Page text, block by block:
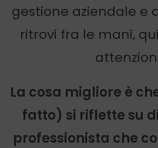
gestione aziendale e
ritrovi fra le mani,
La cosa migliore è
fatto) si riflette su
professionista che